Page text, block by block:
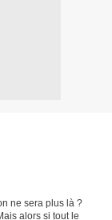
ne sera plus là ?
alors si tout le